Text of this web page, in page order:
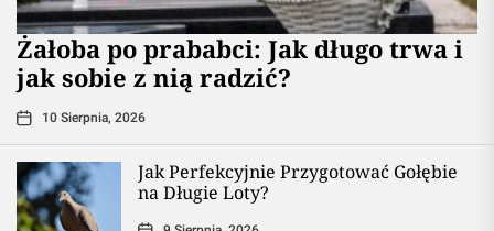
Żałoba po prababci: Jak długo trwa i
jak sobie z nią radzić?
10 Sierpnia, 2026
Jak Perfekcyjnie Przygotować Gołębie
na Długie Loty?